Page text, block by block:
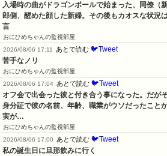
入場時の曲がドラゴンボールで始まった、同僚（
郎側、醒めた顔した新婦。その後もカオスな状況
言
おにひめちゃんの監視部屋
2026/08/06 17:11
あとで読む 🐦Tweet
苦手なノリ
おにひめちゃんの監視部屋
2026/08/06 17:04 あとで読む 🐦Tweet
オフ会で出会った彼と付き合う事になった。だ
身分証で彼の名前、年齢、職業がウソだったこと
実が…
おにひめちゃんの監視部屋
2026/08/06 17:00
あとで読む 🐦Tweet
私の誕生日に旦那飲みに行く